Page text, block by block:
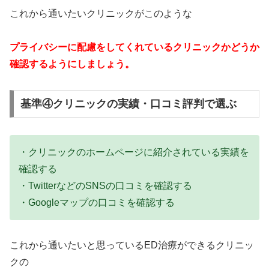
これから通いたいクリニックがこのような
プライバシーに配慮をしてくれているクリニックかどうか
確認するようにしましょう。
基準④クリニックの実績・口コミ評判で選ぶ
・クリニックのホームページに紹介されている実績を
確認する
・TwitterなどのSNSの口コミを確認する
・Googleマップの口コミを確認する
これから通いたいと思っているED治療ができるクリニッ
クの